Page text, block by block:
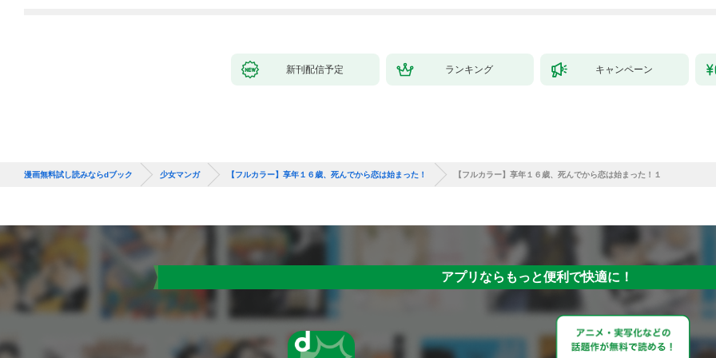
新刊配信予定 ランキング キャンペーン
漫画無料試し読みならdブック 少女マンガ 【フルカラー】享年１６歳、死んでから恋は始まった！ 【フルカラー】享年１６歳、死んでから恋は始まった！１
アプリならもっと便利で快適に！